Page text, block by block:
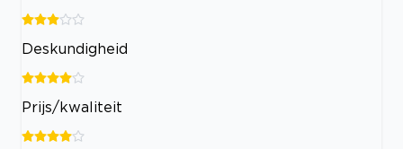
Deskundigheid
Prijs/kwaliteit